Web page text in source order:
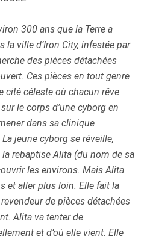
300 ans que la Terre a
la ville d’Iron City, infestée par
des pièces détachées
Ces pièces en tout genre
cité céleste où chacun rêve
le corps d’une cyborg en
dans sa clinique
jeune cyborg se réveille,
rebaptise Alita (du nom de sa
les environs. Mais Alita
et aller plus loin. Elle fait la
de pièces détachées
Alita va tenter de
et d’où elle vient. Elle